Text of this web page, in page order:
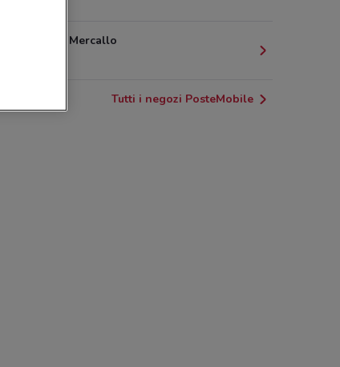
Via Roma 4 Mercallo
Tutti i negozi PosteMobile